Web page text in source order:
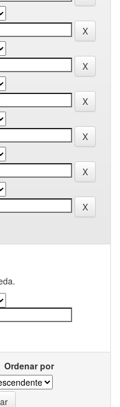
Ordenar por